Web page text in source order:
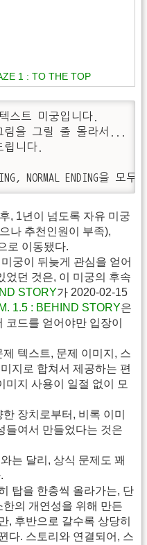
1 : TO THE TOP
스트 미궁입니다.
림을 그릴 줄 몰라서...
니다.
NORMAL ENDING을
, 1년이 넘도록 자유 미궁
나 추천인원이 부족),
로 이동됐다.
궁이 뒤늦게 관심을 얻어
었던 것은, 이 미궁의 후속
STORY가 2020-02-15
1.5 : BEHIND STORY은
코드를 얻어야만 입장이
텍스트, 문제 이미지, 스
지로 합쳐서 제공하는 편
미지 사용이 일절 없이 모
장치로부터, 비록 이미
들여서 만들었다는 것은
는 달리, 상식 문제도 꽤
탑을 한층씩 올라가는, 단
의 개연성을 위해 만든
, 후반으로 갈수록 상당히
다. 스토리와 연결되어, 스